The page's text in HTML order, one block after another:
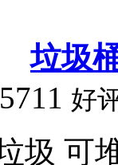
垃圾
5711 好
圾 可